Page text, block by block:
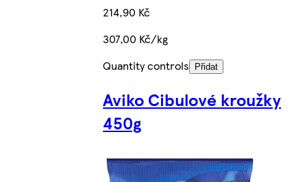
214,90 Kč
307,00 Kč/kg
Quantity controls
Přidat
Aviko Cibulové kroužky
450g